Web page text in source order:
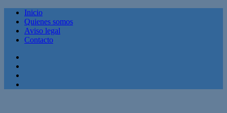
Inicio
Quienes somos
Aviso legal
Contacto